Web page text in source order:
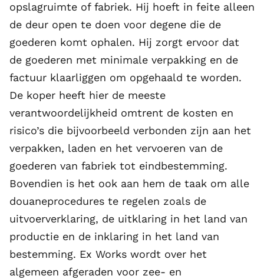
opslagruimte of fabriek. Hij hoeft in feite alleen
de deur open te doen voor degene die de
goederen komt ophalen. Hij zorgt ervoor dat
de goederen met minimale verpakking en de
factuur klaarliggen om opgehaald te worden.
De koper heeft hier de meeste
verantwoordelijkheid omtrent de kosten en
risico’s die bijvoorbeeld verbonden zijn aan het
verpakken, laden en het vervoeren van de
goederen van fabriek tot eindbestemming.
Bovendien is het ook aan hem de taak om alle
douaneprocedures te regelen zoals de
uitvoerverklaring, de uitklaring in het land van
productie en de inklaring in het land van
bestemming. Ex Works wordt over het
algemeen afgeraden voor zee- en